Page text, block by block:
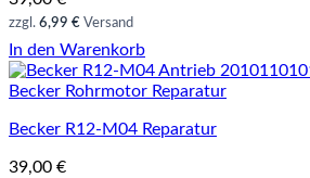
zzgl. 6,99 € Versand
In den Warenkorb
Becker Rohrmotor Reparatur
Becker R12-M04 Reparatur
39,00 €